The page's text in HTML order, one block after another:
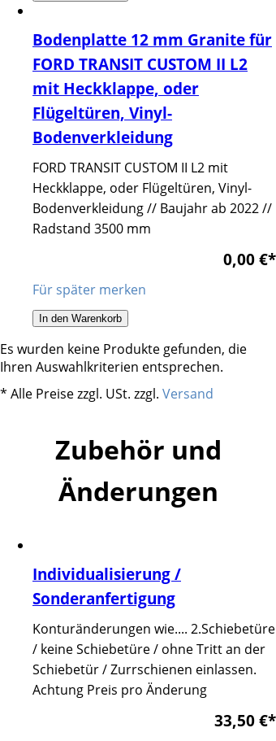
Bodenplatte 12 mm Granite für
FORD TRANSIT CUSTOM II L2
mit Heckklappe, oder
Flügeltüren, Vinyl-
Bodenverkleidung
FORD TRANSIT CUSTOM II L2 mit
Heckklappe, oder Flügeltüren, Vinyl-
Bodenverkleidung // Baujahr ab 2022 //
Radstand 3500 mm
0,00 €*
Für später merken
In den Warenkorb
Es wurden keine Produkte gefunden, die
Ihren Auswahlkriterien entsprechen.
* Alle Preise zzgl. USt. zzgl. Versand
Zubehör und
Änderungen
Individualisierung /
Sonderanfertigung
Konturänderungen wie.... 2.Schiebetüre
/ keine Schiebetüre / ohne Tritt an der
Schiebetür / Zurrschienen einlassen.
Achtung Preis pro Änderung
33,50 €*